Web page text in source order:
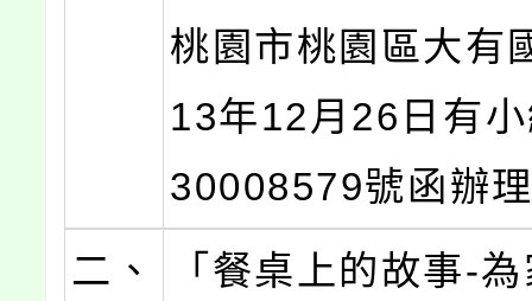
桃園市桃園區大有
13年12月26日有
30008579號函辦
二、
「餐桌上的故事-